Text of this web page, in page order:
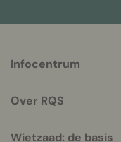
helpful
Infocentrum
Over RQS
Wietzaad: de basis